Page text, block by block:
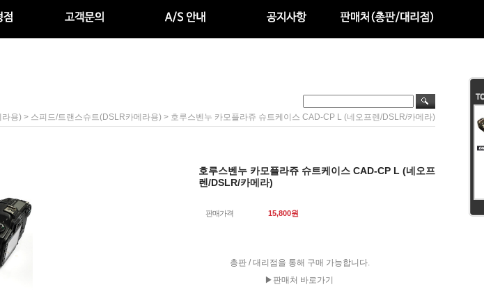
용) > 스피드/트랜스슈트(DSLR카메라용) > 호루스벤누 카모플라쥬 슈트케이스 CAD-CP L (네오프렌/DSLR/카메라)
호루스벤누 카모플라쥬 슈트케이스 CAD-CP L (네오프
렌/DSLR/카메라)
판매가격 15,800원
총판 / 대리점을 통해 구매 가능합니다.
▶판매처 바로가기